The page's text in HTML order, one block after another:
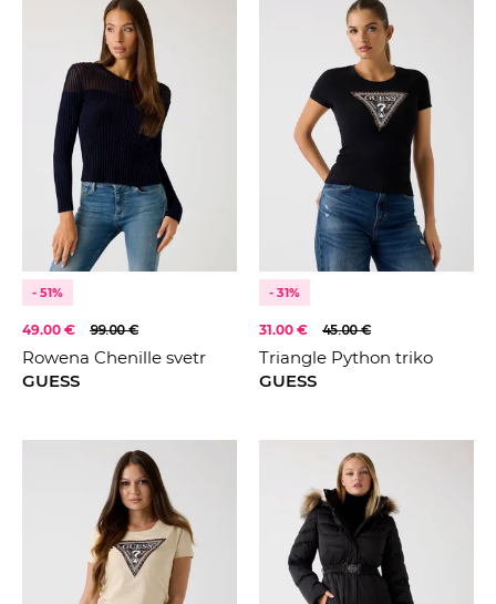
- 51%
49.00 € 99.00 €
Rowena Chenille svetr
GUESS
- 31%
31.00 € 45.00 €
Triangle Python triko
GUESS